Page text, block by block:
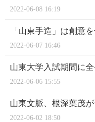
2022-06-08 16:19
「山東手造」は創意
2022-06-07 16:46
山東大学入試期間に
2022-06-06 15:55
山東文脈、根深葉茂
2022-06-02 18:50